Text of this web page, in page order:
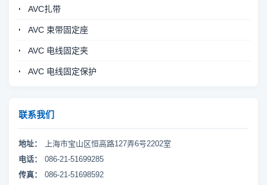
AVC扎带
AVC 束带固定座
AVC 电线固定夹
AVC 电线固定保护
联系我们
地址：
上海市宝山区恒高路127弄6号2202室
电话：
086-21-51699285
传真：
086-21-51698592